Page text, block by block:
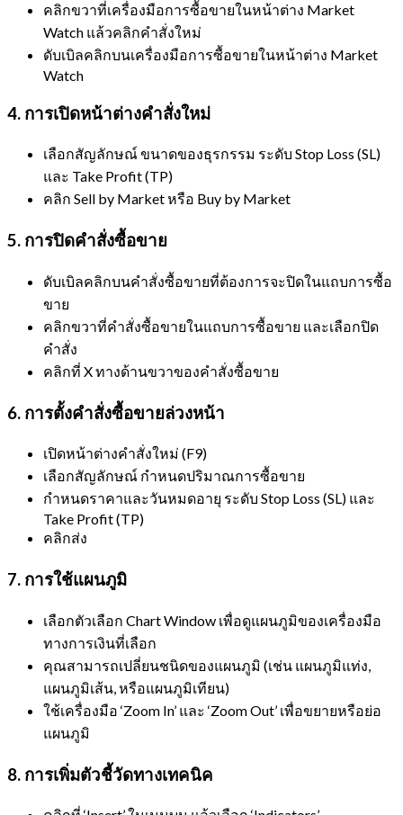
คลิกขวาที่เครื่องมือการซื้อขายในหน้าต่าง Market
Watch แล้วคลิกคำสั่งใหม่
ดับเบิลคลิกบนเครื่องมือการซื้อขายในหน้าต่าง Market
Watch
4. การเปิดหน้าต่างคำสั่งใหม่
เลือกสัญลักษณ์ ขนาดของธุรกรรม ระดับ Stop Loss (SL)
และ Take Profit (TP)
คลิก Sell by Market หรือ Buy by Market
5. การปิดคำสั่งซื้อขาย
ดับเบิลคลิกบนคำสั่งซื้อขายที่ต้องการจะปิดในแถบการซื้อ
ขาย
คลิกขวาที่คำสั่งซื้อขายในแถบการซื้อขาย และเลือกปิด
คำสั่ง
คลิกที่ X ทางด้านขวาของคำสั่งซื้อขาย
6. การตั้งคำสั่งซื้อขายล่วงหน้า
เปิดหน้าต่างคำสั่งใหม่ (F9)
เลือกสัญลักษณ์ กำหนดปริมาณการซื้อขาย
กำหนดราคาและวันหมดอายุ ระดับ Stop Loss (SL) และ
Take Profit (TP)
คลิกส่ง
7. การใช้แผนภูมิ
เลือกตัวเลือก Chart Window เพื่อดูแผนภูมิของเครื่องมือ
ทางการเงินที่เลือก
คุณสามารถเปลี่ยนชนิดของแผนภูมิ (เช่น แผนภูมิแท่ง,
แผนภูมิเส้น, หรือแผนภูมิเทียน)
ใช้เครื่องมือ ‘Zoom In’ และ ‘Zoom Out’ เพื่อขยายหรือย่อ
แผนภูมิ
8. การเพิ่มตัวชี้วัดทางเทคนิค